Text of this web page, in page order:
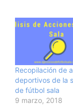
Recopilación de
deportivos de la
de fútbol sala
9 marzo, 2018